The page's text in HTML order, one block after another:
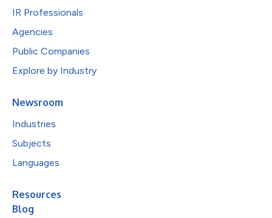
IR Professionals
Agencies
Public Companies
Explore by Industry
Newsroom
Industries
Subjects
Languages
Resources
Blog